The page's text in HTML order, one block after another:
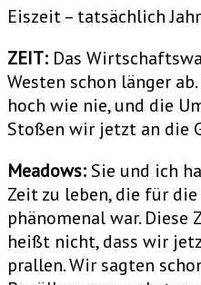
Eiszeit – tatsächlich
ZEIT: Das
Westen schon länger
hoch wie nie, und die
Stoßen wir jetzt an die
Meadows:Sie und ich
Zeit zu leben, die für
phänomenal war. Diese
heißt nicht, dass wir
prallen. Wir sagten